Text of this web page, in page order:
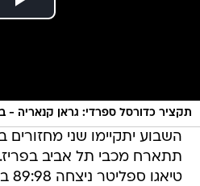
תקציר כדורסל ספרדי: גראן קנאריה -
השבוע יתקיימו שני מחזורים
תתארח מכבי תל אביב